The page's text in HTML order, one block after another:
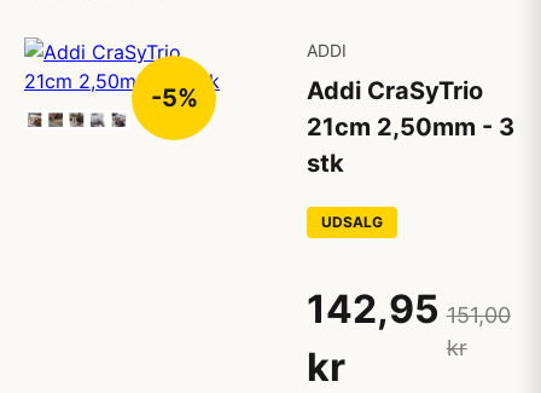
-5%
ADDI
Addi CraSyTrio
21cm 2,50mm - 3
stk
UDSALG
142,95
kr
151,00
kr